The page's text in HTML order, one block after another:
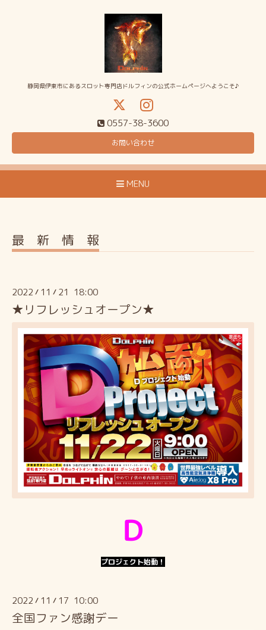
静岡県伊東市にあるスロット専門店ドルフィンの公式ホームページへようこそ♪
0557-38-3600
お問い合わせ
MENU
最 新 情 報
2022 / 11 / 21 18:00
★リフレッシュオープン★
Ｄ
プロジェクト始動！
2022 / 11 / 17 10:00
全国ファン感謝デー